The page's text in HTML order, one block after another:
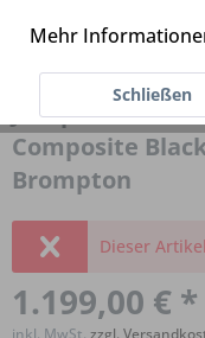
Joseph Kuosac
Composite
Brompton
Dieser
1.199,00 € *
Mehr
Schließen